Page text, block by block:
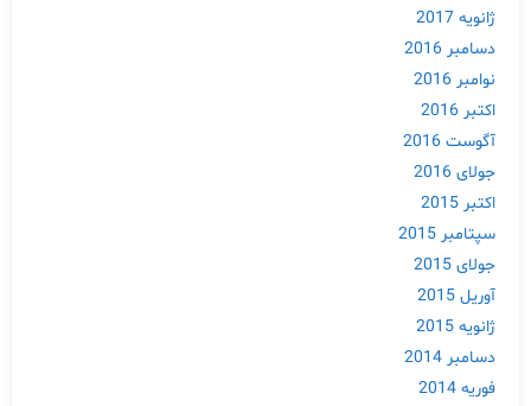
ژانویه 2017
دسامبر 2016
نوامبر 2016
اکتبر 2016
آگوست 2016
جولای 2016
اکتبر 2015
سپتامبر 2015
جولای 2015
آوریل 2015
ژانویه 2015
دسامبر 2014
فوریه 2014